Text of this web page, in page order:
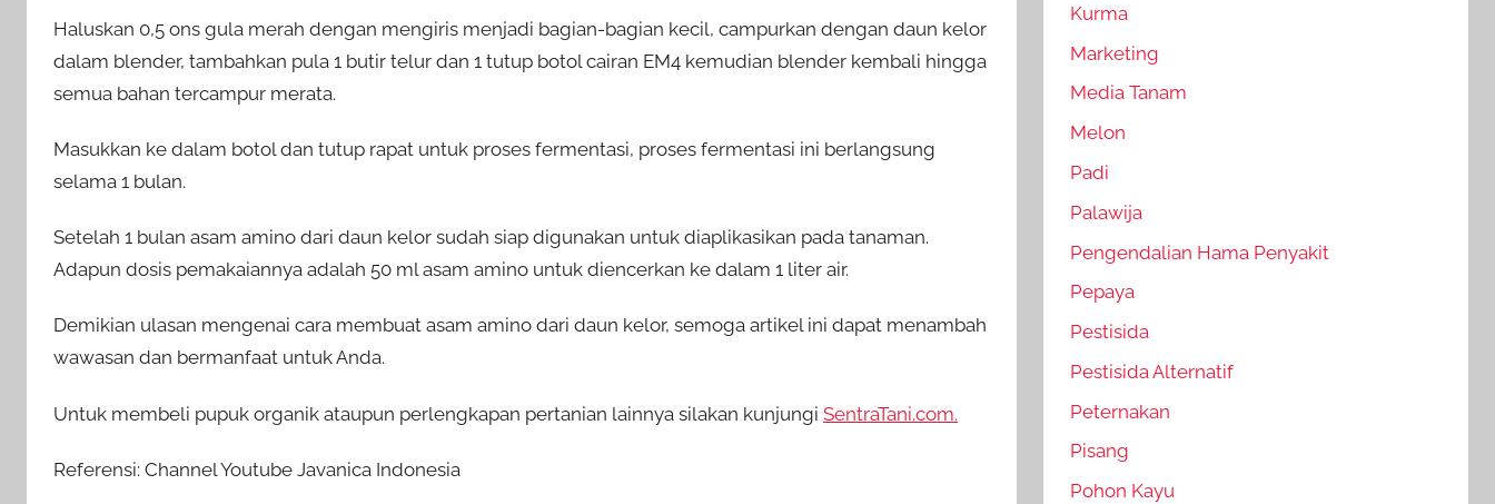
Haluskan 0,5 ons gula merah dengan mengiris menjadi bagian-bagian kecil, campurkan dengan daun kelor
dalam blender, tambahkan pula 1 butir telur dan 1 tutup botol cairan EM4 kemudian blender kembali hingga
semua bahan tercampur merata.
Masukkan ke dalam botol dan tutup rapat untuk proses fermentasi, proses fermentasi ini berlangsung
selama 1 bulan.
Setelah 1 bulan asam amino dari daun kelor sudah siap digunakan untuk diaplikasikan pada tanaman.
Adapun dosis pemakaiannya adalah 50 ml asam amino untuk diencerkan ke dalam 1 liter air.
Demikian ulasan mengenai cara membuat asam amino dari daun kelor, semoga artikel ini dapat menambah
wawasan dan bermanfaat untuk Anda.
Untuk membeli pupuk organik ataupun perlengkapan pertanian lainnya silakan kunjungi SentraTani.com.
Referensi: Channel Youtube Javanica Indonesia
Kurma
Marketing
Media Tanam
Melon
Padi
Palawija
Pengendalian Hama Penyakit
Pepaya
Pestisida
Pestisida Alternatif
Peternakan
Pisang
Pohon Kayu